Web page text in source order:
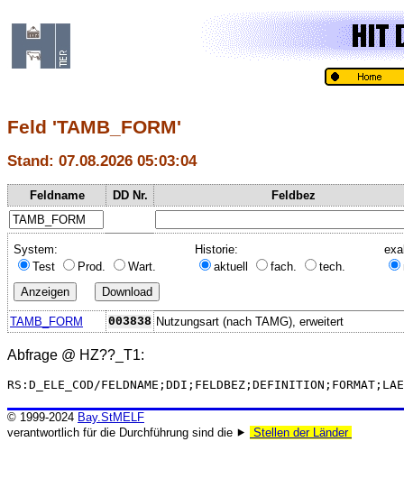
Feld 'TAMB_FORM'
Stand: 07.08.2026 05:03:04
Feldname DD Nr. Feldbez
System:
Test
Prod. Wart.
Historie:
aktuell
fach. tech.
TAMB_FORM 003838 Nutzungsart (nach TAMG), erweitert
Abfrage @ HZ??_T1:
RS:D_ELE_COD/
© 1999-2024 Bay.StMELF
verantwortlich für die Durchführung sind die ⯈
Stellen der Länder